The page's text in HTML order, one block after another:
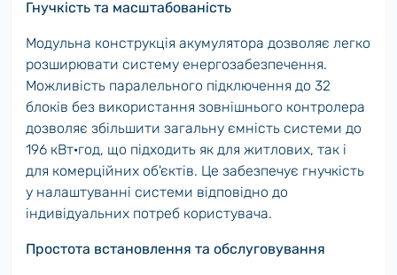
Гнучкість та масштабованість
Модульна конструкція акумулятора дозволяє легко
розширювати систему енергозабезпечення.
Можливість паралельного підключення до 32
блоків без використання зовнішнього контролера
дозволяє збільшити загальну ємність системи до
196 кВт·год, що підходить як для житлових, так і
для комерційних об'єктів. Це забезпечує гнучкість
у налаштуванні системи відповідно до
індивідуальних потреб користувача.
Простота встановлення та обслуговування